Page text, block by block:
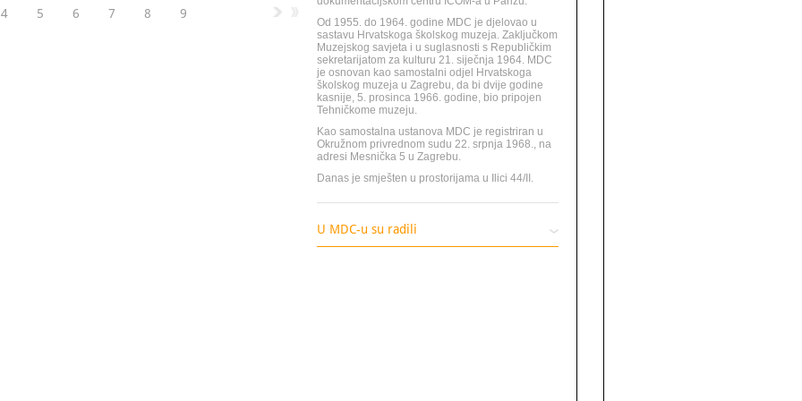
4 5 6 7 8 9
Od 1955. do 1964. godine MDC je djelovao u
sastavu Hrvatskoga školskog muzeja. Zaključkom
Muzejskog savjeta i u suglasnosti s Republičkim
sekretarijatom za kulturu 21. siječnja 1964. MDC
je osnovan kao samostalni odjel Hrvatskoga
školskog muzeja u Zagrebu, da bi dvije godine
kasnije, 5. prosinca 1966. godine, bio pripojen
Tehničkome muzeju.
Kao samostalna ustanova MDC je registriran u
Okružnom privrednom sudu 22. srpnja 1968., na
adresi Mesnička 5 u Zagrebu.
Danas je smješten u prostorijama u Ilici 44/II.
U MDC-u su radili